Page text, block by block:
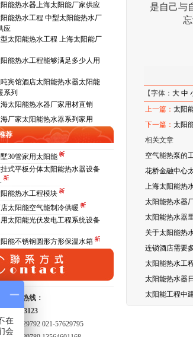
能热水器上海太阳能厂家供应
能热水工程 中型太阳能热水厂
应
太阳能热水工程 上海太阳能厂
能热水工程能够满足多少人用
宾馆酒店太阳能热水器太阳能
系列
太阳能热水器厂家用材直销
厂家太阳能热水器系列家用
荐
墅30管家用太阳能
挂式平板分体太阳能热水器设备
阳能热水工程模块
店太阳能空气能制冷供暖
用太阳能光伏发电工程系统设备
阳能不锈钢圆形方形保温水箱
国服务热线：
57629792 021-57629795
是自己与
忘记说
【字体： 大 中
上一篇： 太阳
下一篇： 太阳
相关文章
空气能热泵的
花桥金融中心
上海太阳能热
太阳能热水器
太阳能热水器
关于太阳能热
连锁酒店需要
太阳能热水工
太阳能热水器
太阳能工程中
在
会